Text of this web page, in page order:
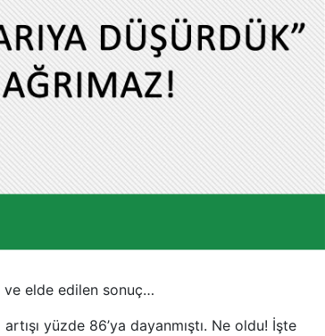
ve elde edilen sonuç…
yüzde 86’ya dayanmıştı. Ne oldu! İşte